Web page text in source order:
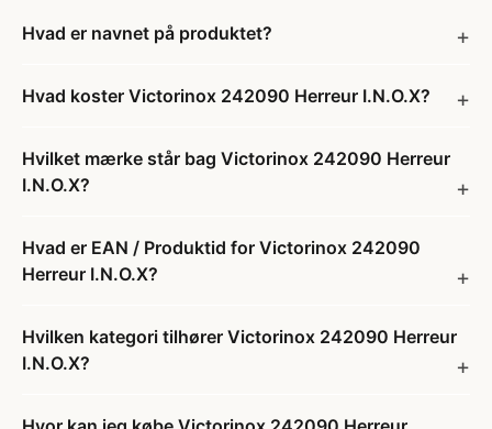
Hvad er navnet på produktet?
Hvad koster Victorinox 242090 Herreur I.N.O.X?
Hvilket mærke står bag Victorinox 242090 Herreur
I.N.O.X?
Hvad er EAN / Produktid for Victorinox 242090
Herreur I.N.O.X?
Hvilken kategori tilhører Victorinox 242090 Herreur
I.N.O.X?